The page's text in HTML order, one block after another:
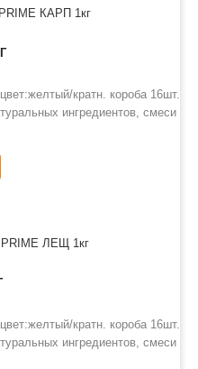
кратн. короба 16шт.
ингредиентов, смеси
абсорбирующей
дополнительные ароматы и
состава использованы
кратн. короба 16шт.
ингредиентов, смеси
абсорбирующей